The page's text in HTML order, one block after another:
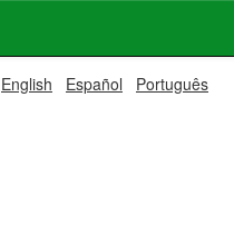
English Español Português